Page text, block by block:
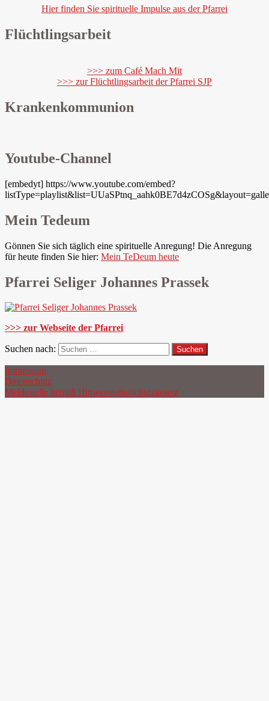
Hier finden Sie spirituelle Impulse aus der Pfarrei
Flüchtlingsarbeit
>>> zum Café Mach Mit
>>> zur Flüchtlingsarbeit der Pfarrei SJP
Krankenkommunion
Youtube-Channel
[embedyt] https://www.youtube.com/embed?
Mein Tedeum
Gönnen Sie sich täglich eine spirituelle Anregung! Die Anregung
für heute finden Sie hier: Mein TeDeum heute
Pfarrei Seliger Johannes Prassek
>>> zur Webseite der Pfarrei
Suchen nach:
Impressum
Datenschutz
Meldestelle gemäß Hinweisgeberschutzgesetz